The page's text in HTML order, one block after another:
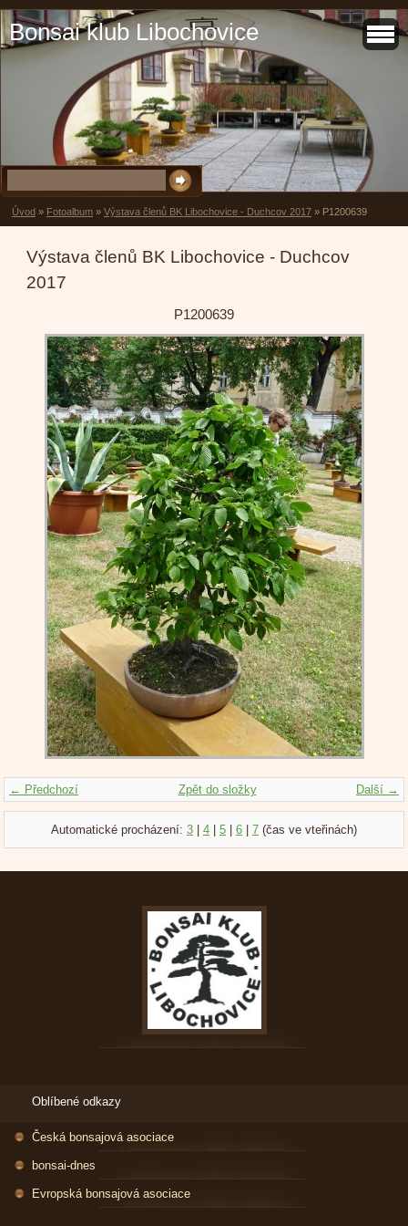
Bonsai klub Libochovice
Úvod » Fotoalbum » Výstava členů BK Libochovice - Duchcov 2017 » P1200639
Výstava členů BK Libochovice - Duchcov
2017
P1200639
← Předchozí Další →
Zpět do složky
Automatické procházení: 3 4 5 6 7 (čas ve vteřinách)
Oblíbené odkazy
Česká bonsajová asociace
bonsai-dnes
Evropská bonsajová asociace